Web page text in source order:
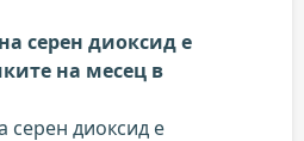
серен диоксид е
на месец в
диоксид е